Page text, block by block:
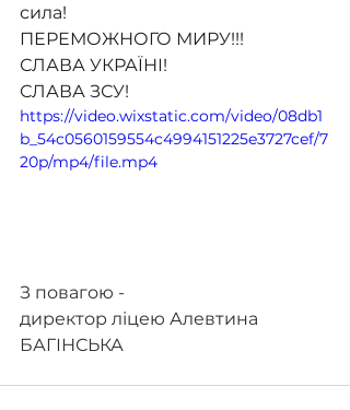
сила!
ПЕРЕМОЖНОГО МИРУ!!!
СЛАВА УКРАЇНІ!
СЛАВА ЗСУ!
https://video.wixstatic.com/video/08db1
b_54c0560159554c4994151225e3727cef/7
20p/mp4/file.mp4
З повагою -
директор ліцею Алевтина
БАГІНСЬКА